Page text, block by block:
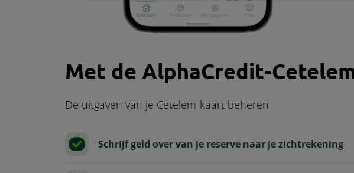
Met de AlphaCredit-
De uitgaven van je Cetelem-kaart beheren
Schrijf geld over van je reserve naar je zichtrekening